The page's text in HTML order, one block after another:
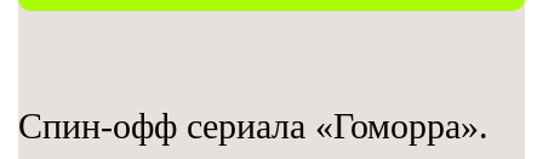
Спин-офф сериала «Гоморра».